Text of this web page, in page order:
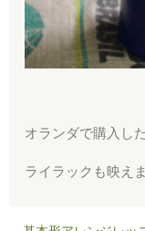
オランダで購入し
ライラックも映え